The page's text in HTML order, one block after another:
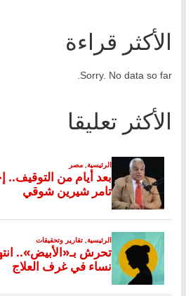
الأكثر قراءة
Sorry. No data so far.
الأكثر تعليقا